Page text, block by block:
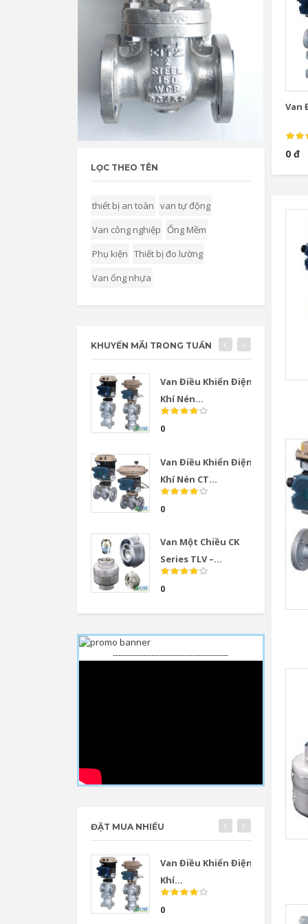
Van
0 đ
LỌC THEO TÊN
thiết bị an toàn van tự động
Van công nghiệp Ống Mềm
Phụ kiện Thiết bị đo lường
Van ống nhựa
KHUYẾN MÃI TRONG TUẦN
Van Điều Khiển Điện
Khí Nén...
0
Van Điều Khiển Điện
Khí Nén CT...
0
Van Một Chiều CK
Series TLV –...
0
------------------------------------------
ĐẶT MUA NHIỀU
Van Điều Khiển Điện
Khí...
0